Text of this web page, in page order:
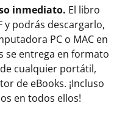
inmediato. El libro
y podrás descargarlo,
PC o MAC en
se entrega en formato
cualquier portátil,
de eBooks. ¡Incluso
en todos ellos!